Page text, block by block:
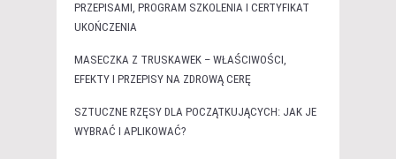
PRZEPISAMI, PROGRAM SZKOLENIA I CERTYFIKAT
UKOŃCZENIA
MASECZKA Z TRUSKAWEK – WŁAŚCIWOŚCI,
EFEKTY I PRZEPISY NA ZDROWĄ CERĘ
SZTUCZNE RZĘSY DLA POCZĄTKUJĄCYCH: JAK JE
WYBRAĆ I APLIKOWAĆ?